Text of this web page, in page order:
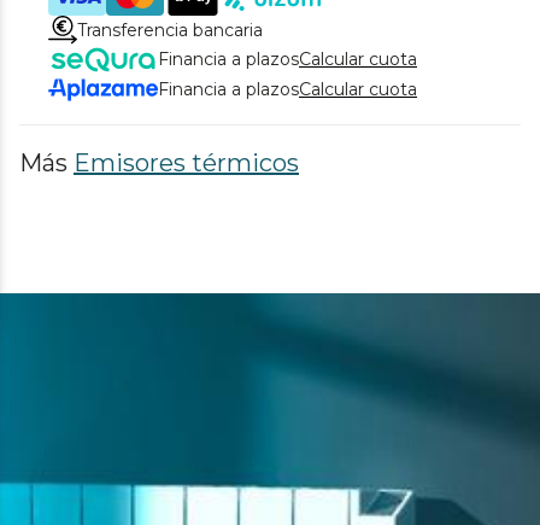
Transferencia bancaria
Financia a plazosCalcular cuota
Financia a plazosCalcular cuota
Más Emisores térmicos